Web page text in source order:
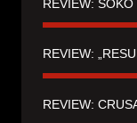
REVIEW: